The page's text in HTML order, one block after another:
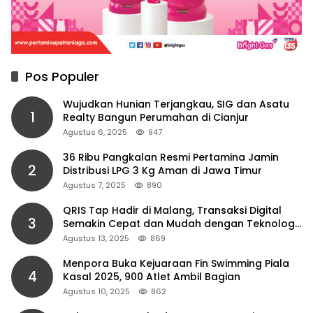
Pos Populer
1
Wujudkan Hunian Terjangkau, SIG dan Asatu
Realty Bangun Perumahan di Cianjur
Agustus 6, 2025 947
2
36 Ribu Pangkalan Resmi Pertamina Jamin
Distribusi LPG 3 Kg Aman di Jawa Timur
Agustus 7, 2025 890
3
QRIS Tap Hadir di Malang, Transaksi Digital
Semakin Cepat dan Mudah dengan Teknologi
NFC
Agustus 13, 2025 869
4
Menpora Buka Kejuaraan Fin Swimming Piala
Kasal 2025, 900 Atlet Ambil Bagian
Agustus 10, 2025 862